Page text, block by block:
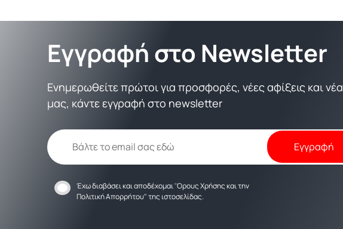
Εγγραφή στο Newsletter
Ενημερωθείτε πρώτοι για προσφορές, νέες αφίξεις και νέα
μας, κάντε εγγραφή στο newsletter
Έχω διαβάσει και αποδέχομαι'Όρους Χρήσηςκαι την
Πολιτική Απορρήτου" της ιστοσελίδας.